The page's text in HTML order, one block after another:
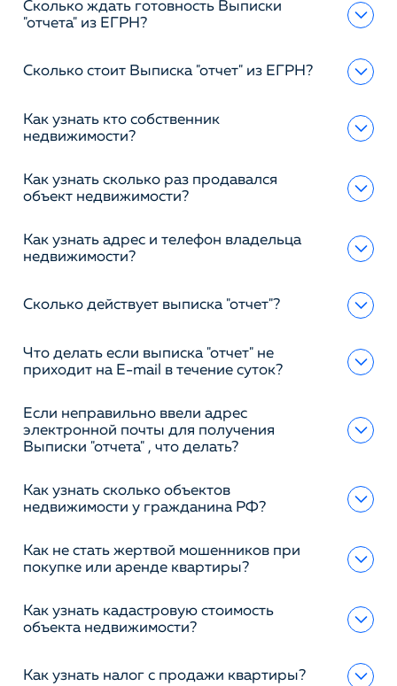
Сколько ждать готовность Выписки
"отчета" из ЕГРН?
Сколько стоит Выписка "отчет" из ЕГРН?
Как узнать кто собственник
недвижимости?
Как узнать сколько раз продавался
объект недвижимости?
Как узнать адрес и телефон владельца
недвижимости?
Сколько действует выписка "отчет"?
Что делать если выписка "отчет" не
приходит на E-mail в течение суток?
Если неправильно ввели адрес
электронной почты для получения
Выписки "отчета" , что делать?
Как узнать сколько объектов
недвижимости у гражданина РФ?
Как не стать жертвой мошенников при
покупке или аренде квартиры?
Как узнать кадастровую стоимость
объекта недвижимости?
Как узнать налог с продажи квартиры?